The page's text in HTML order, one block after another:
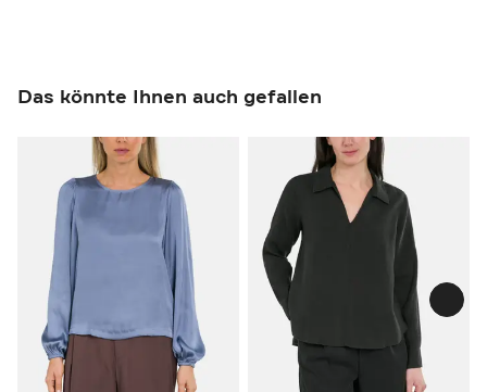
Das könnte Ihnen auch gefallen